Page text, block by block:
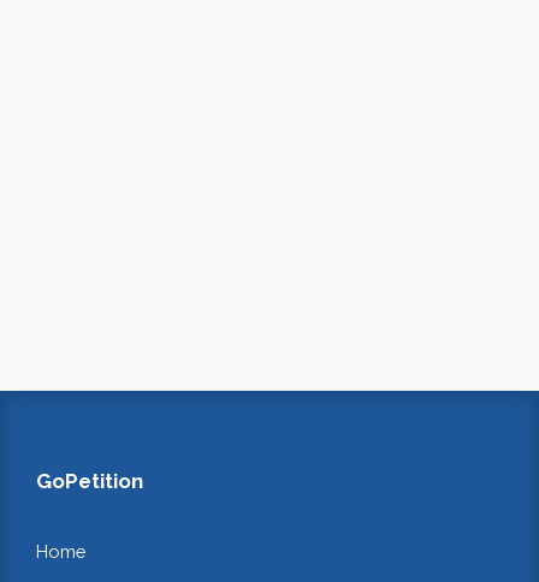
GoPetition
Home